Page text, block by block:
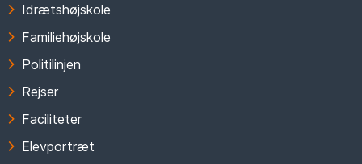
Idrætshøjskole
Familiehøjskole
Politilinjen
Rejser
Faciliteter
Elevportræt